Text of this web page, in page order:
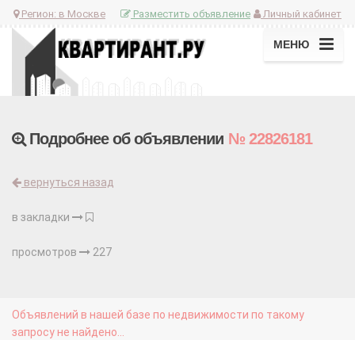
Регион: в Москве Личный кабинет
Разместить объявление
МЕНЮ
Подробнее об объявлении № 22826181
вернуться назад
в закладки
просмотров 227
Объявлений в нашей базе по недвижимости по такому
запросу не найдено...